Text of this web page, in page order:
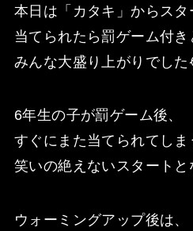
本日は「カタキ」からスタ
当てられたら罰ゲーム付き
みんな大盛り上がりでした
6年生の子が罰ゲーム後、
すぐにまた当てられてしま
笑いの絶えないスタートと
ウォーミングアップ後は、